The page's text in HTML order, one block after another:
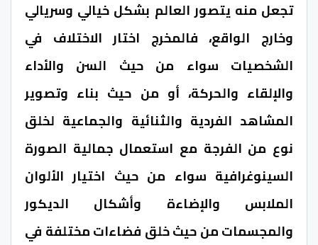
تجعل منه يتصور العالم بشكل خيالي وسريالي
وخارج الواقع، فالمخرج اختار الاختلاف في
الشخصيات سواء من حيث السن والأداء
والإلقاء والحركة، أو من حيث بناء وتصوير
المشاهد الفردية والثنائية والجماعية لخلق
نوع من الفرجة مع استعمال جمالية الصورة
السينوغرافية سواء من حيث اختيار الألوان
الملابس والإضاءة وأشكال الديكور
والمجسمات من حيث خلق فضاءات مختلفة في